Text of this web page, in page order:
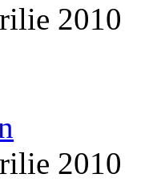
2010
2010